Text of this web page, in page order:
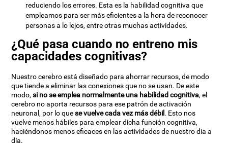
reduciendo los errores. Esta es la habilidad cognitiva que
empleamos para ser más eficientes a la hora de reconocer
personas a lo lejos, entre otras muchas actividades.
¿Qué pasa cuando no entreno mis
capacidades cognitivas?
Nuestro cerebro está diseñado para ahorrar recursos, de modo
que tiende a eliminar las conexiones que no se usan. De este
modo,si no se emplea normalmente una habilidad cognitiva, el
cerebro no aporta recursos para ese patrón de activación
neuronal, por lo quese vuelve cada vez más débil . Esto nos
vuelve menos hábiles para emplear dicha función cognitiva,
haciéndonos menos eficaces en las actividades de nuestro día a
día.